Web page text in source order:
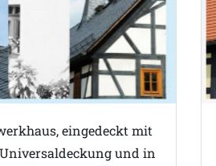
eingedeckt mit
und in